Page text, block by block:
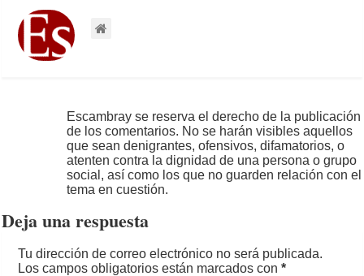
Escambray se reserva el derecho de la publicación
de los comentarios. No se harán visibles aquellos
que sean denigrantes, ofensivos, difamatorios, o
atenten contra la dignidad de una persona o grupo
social, así como los que no guarden relación con el
tema en cuestión.
Deja una respuesta
Tu dirección de correo electrónico no será publicada.
Los campos obligatorios están marcados con*